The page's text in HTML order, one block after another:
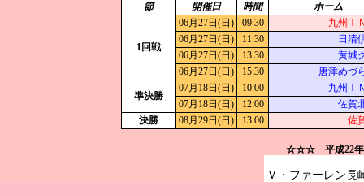
節 開催日 時間 ホーム
1回戦
06月27日(日) 09:30
九州Ｉ
06月27日(日)
11:30
日清
06月27日(日)
13:30
黄城
06月27日(日)
15:30 唐津めづ
準決勝
07月18日(日) 10:00
九州Ｉ
07月18日(日)
12:00
佐賀
決勝
08月29日(日) 13:00 佐
☆☆☆ 平成22年
Ｖ・ファーレン長